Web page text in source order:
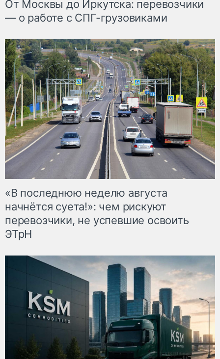
От Москвы до Иркутска: перевозчики
— о работе с СПГ-грузовиками
«В последнюю неделю августа
начнётся суета!»: чем рискуют
перевозчики, не успевшие освоить
ЭТрН